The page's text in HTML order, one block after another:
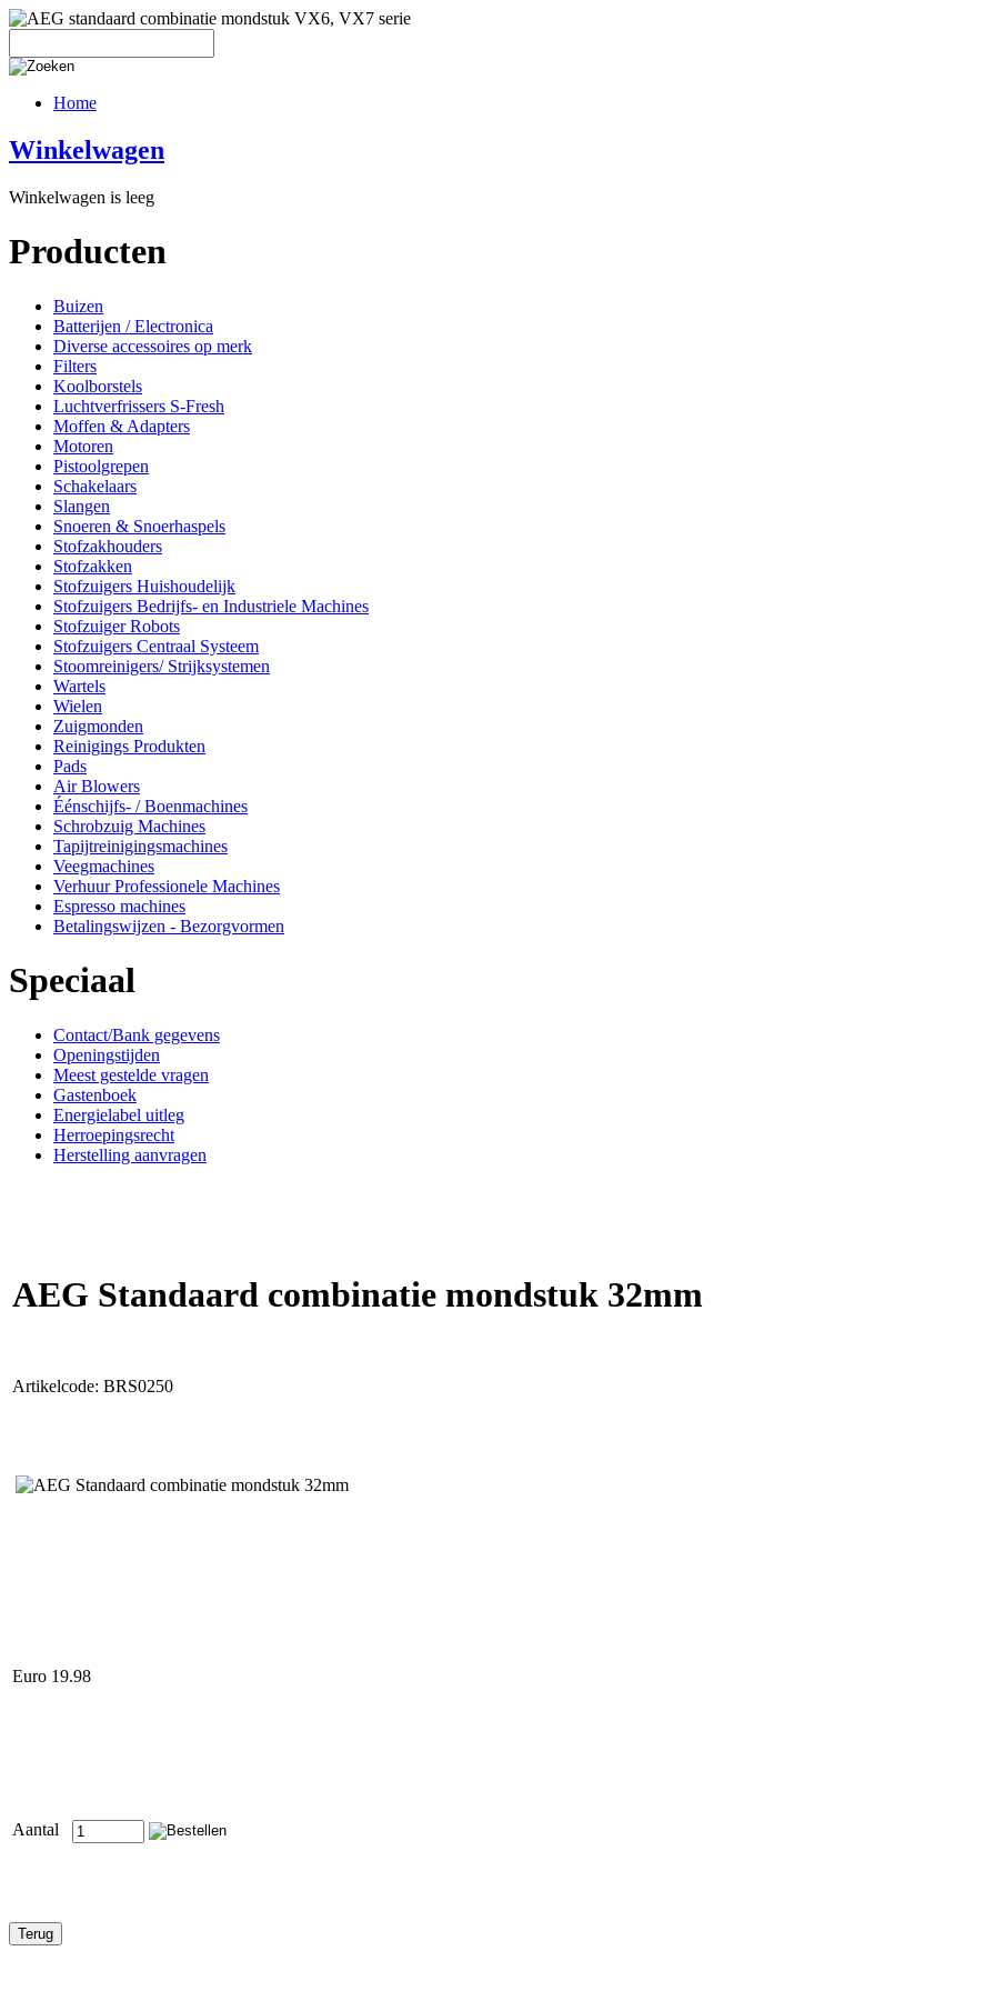
Home
Winkelwagen
Winkelwagen is leeg
Producten
Buizen
Batterijen / Electronica
Diverse accessoires op merk
Filters
Koolborstels
Luchtverfrissers S-Fresh
Moffen & Adapters
Motoren
Pistoolgrepen
Schakelaars
Slangen
Snoeren & Snoerhaspels
Stofzakhouders
Stofzakken
Stofzuigers Huishoudelijk
Stofzuigers Bedrijfs- en Industriele Machines
Stofzuiger Robots
Stofzuigers Centraal Systeem
Stoomreinigers/ Strijksystemen
Wartels
Wielen
Zuigmonden
Reinigings Produkten
Pads
Air Blowers
Éénschijfs- / Boenmachines
Schrobzuig Machines
Tapijtreinigingsmachines
Veegmachines
Verhuur Professionele Machines
Espresso machines
Betalingswijzen - Bezorgvormen
Speciaal
Contact/Bank gegevens
Openingstijden
Meest gestelde vragen
Gastenboek
Energielabel uitleg
Herroepingsrecht
Herstelling aanvragen
AEG Standaard combinatie mondstuk 32mm
Artikelcode: BRS0250
Euro 19.98
Aantal